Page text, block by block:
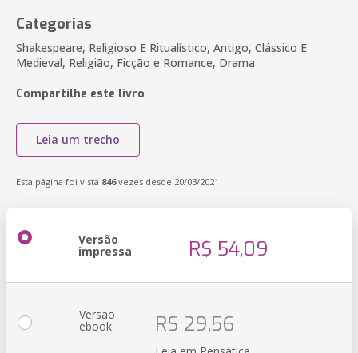
Categorias
Shakespeare, Religioso E Ritualístico, Antigo, Clássico E
Medieval, Religião, Ficção e Romance, Drama
Compartilhe este livro
Leia um trecho
Esta página foi vista 846vezes desde 20/03/2021
Versão
impressa R$ 54,09
Versão
ebook R$ 29,56